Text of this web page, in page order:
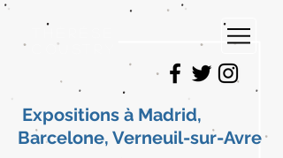
Coustry
Expositions à Madrid,
Barcelone, Verneuil-sur-Avre